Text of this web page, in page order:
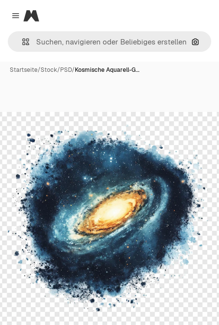
Close menu
Magnific
Nach
Startseite/Stock/PSD/Kosmische Aquarell-G…